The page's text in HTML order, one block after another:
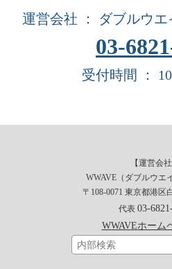
運営会社 ： ダブルウ
03-
受付時間 ：
【運営会社
WWAVE（ダブルウエ
〒108-0071 東京都港区
代表 03-
WWAVEホーム